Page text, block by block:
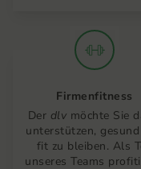
Firmenfitness
Der dlv möchte Sie
unterstützen,
fit zu bleiben. Als
unseres Teams